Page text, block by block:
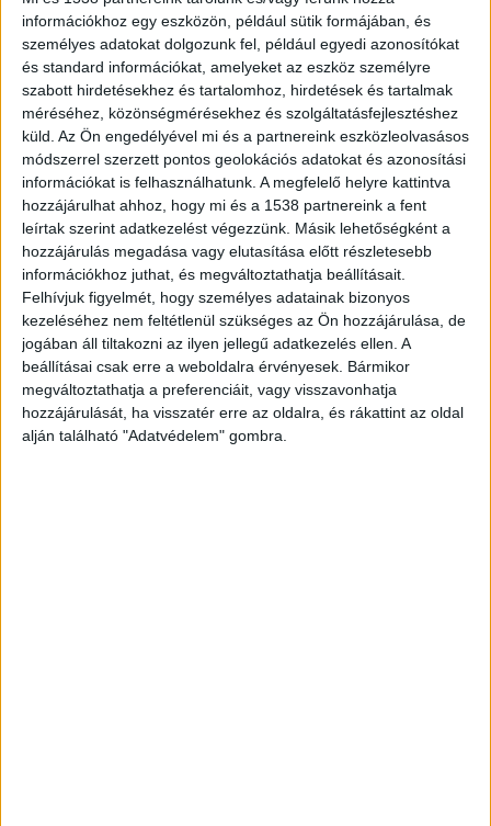
információkhoz egy eszközön, például sütik formájában, és
személyes adatokat dolgozunk fel, például egyedi azonosítókat
és standard információkat, amelyeket az eszköz személyre
szabott hirdetésekhez és tartalomhoz, hirdetések és tartalmak
méréséhez, közönségmérésekhez és szolgáltatásfejlesztéshez
küld. Az Ön engedélyével mi és a partnereink eszközleolvasásos
módszerrel szerzett pontos geolokációs adatokat és azonosítási
információkat is felhasználhatunk. A megfelelő helyre kattintva
hozzájárulhat ahhoz, hogy mi és a 1538 partnereink a fent
leírtak szerint adatkezelést végezzünk. Másik lehetőségként a
hozzájárulás megadása vagy elutasítása előtt részletesebb
információkhoz juthat, és megváltoztathatja beállításait.
Felhívjuk figyelmét, hogy személyes adatainak bizonyos
kezeléséhez nem feltétlenül szükséges az Ön hozzájárulása, de
jogában áll tiltakozni az ilyen jellegű adatkezelés ellen. A
beállításai csak erre a weboldalra érvényesek. Bármikor
megváltoztathatja a preferenciáit, vagy visszavonhatja
hozzájárulását, ha visszatér erre az oldalra, és rákattint az oldal
alján található "Adatvédelem" gombra.
A csőbúvár szivattyúk: mit kell tudni róluk?
EZ IS FONTOS